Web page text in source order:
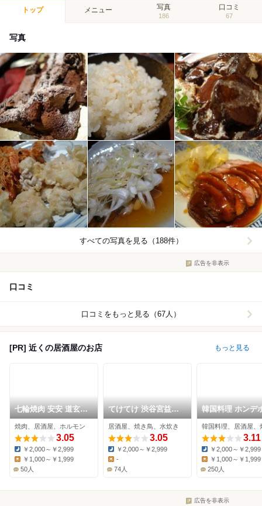
トップ メニュー 写真
186
口コミ
67
写真
すべての写真を見る（188件）
広告を非表示
口コミ
口コミをもっと見る（67人）
[PR] 近くの居酒屋のお店 もっと見る
七輪焼肉 安安 道玄坂
店
焼肉、居酒屋、ホルモン
3.05
Dinner:
￥2,000～￥2,999
Lunch:
￥1,000～￥1,999
50人
てけてけ 渋谷宮益坂
店
居酒屋、焼き鳥、水炊き
3.05
Dinner:
￥2,000～￥2,999
Lunch:
-
74人
韓国料理 ホンデ
ャ 渋谷店
韓国料理、居酒屋、
3.11
Dinner:
￥2,000～￥2,999
￥1,000～￥1,999
250人
広告を非表示